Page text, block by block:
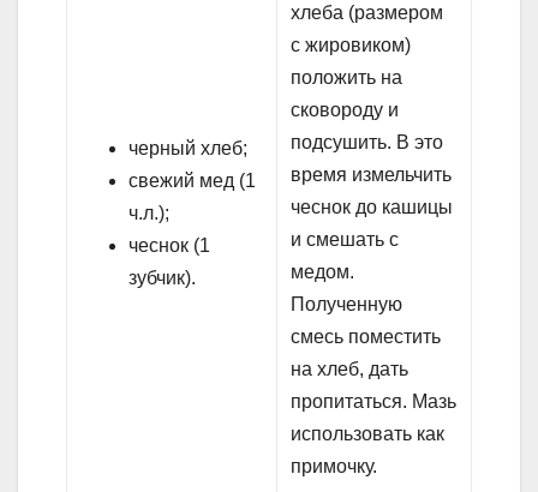
черный хлеб;
свежий мед (1
ч.л.);
чеснок (1
зубчик).
хлеба (размером
с жировиком)
положить на
сковороду и
подсушить. В это
время измельчить
чеснок до кашицы
и смешать с
медом.
Полученную
смесь поместить
на хлеб, дать
пропитаться. Мазь
использовать как
примочку.